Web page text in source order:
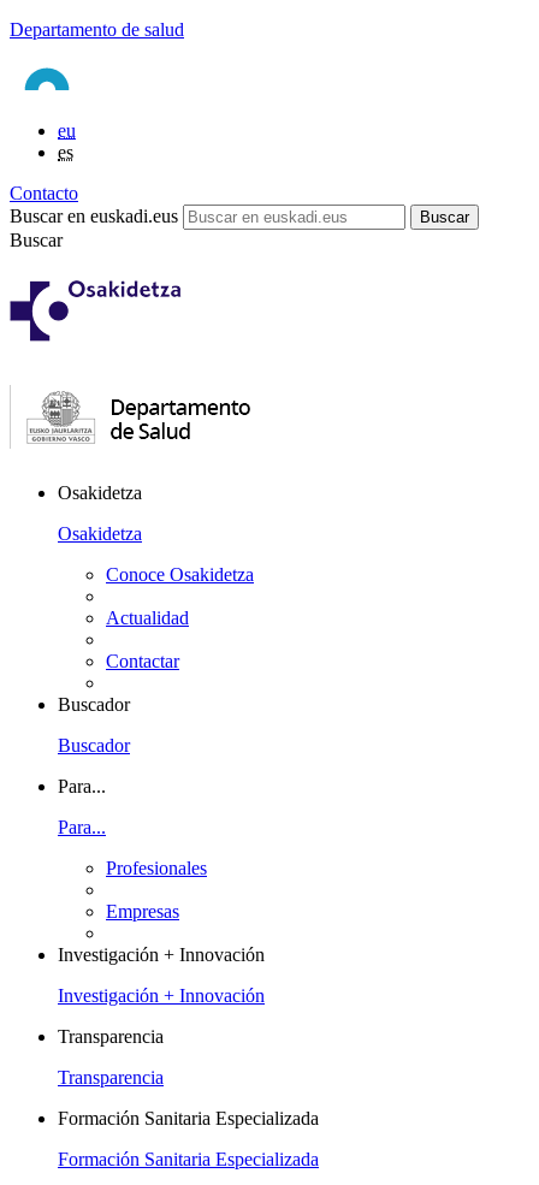
Departamento de salud
eu
es
Contacto
Buscar en euskadi.eus
Buscar
Osakidetza
Osakidetza
Conoce Osakidetza
Actualidad
Contactar
Buscador
Buscador
Para...
Para...
Profesionales
Empresas
Investigación + Innovación
Investigación + Innovación
Transparencia
Transparencia
Formación Sanitaria Especializada
Formación Sanitaria Especializada